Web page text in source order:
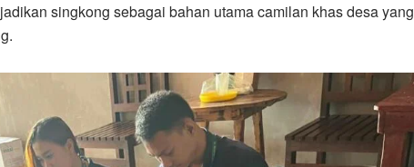
singkong sebagai bahan utama camilan khas desa yang